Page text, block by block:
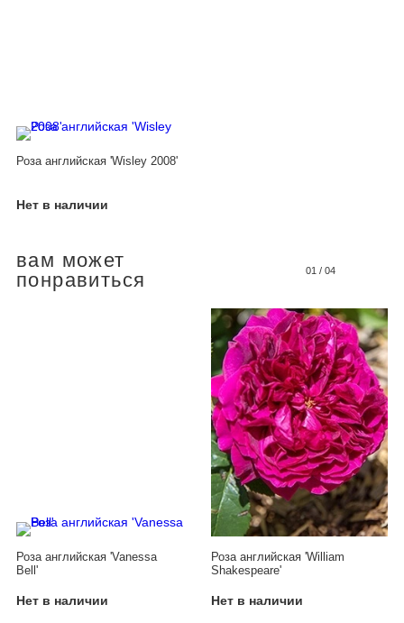
Роза английская 'Wisley 2008'
Нет в наличии
вам может
понравиться
01 / 04
Роза английская 'Vanessa
Bell'
Нет в наличии
Роза английская 'William
Shakespeare'
Нет в наличии